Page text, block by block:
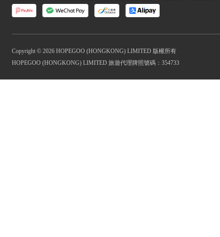
Copyright © 2026 HOPEGOO (HONGKONG) LIMITED 版權所有
HOPEGOO (HONGKONG) LIMITED 旅遊代理牌照號碼：354733